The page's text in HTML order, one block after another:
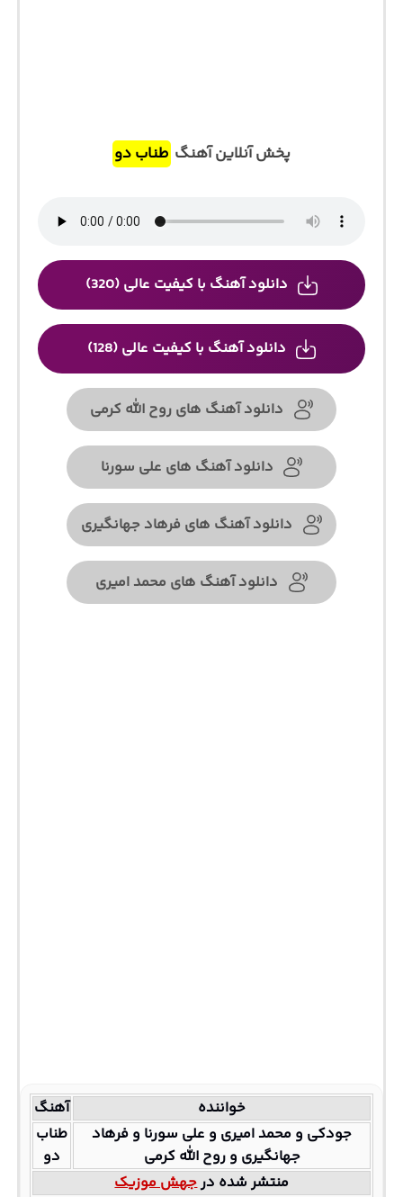
پخش آنلاین آهنگ طناب دو
دانلود آهنگ با کیفیت عالی (320)
دانلود آهنگ با کیفیت عالی (128)
دانلود آهنگ های روح الله کرمی
دانلود آهنگ های علی سورنا
دانلود آهنگ های فرهاد جهانگیری
دانلود آهنگ های محمد امیری
خواننده
آهنگ
جودکی و محمد امیری و علی سورنا و فرهاد
جهانگیری و روح الله کرمی
طناب
دو
منتشر شده درجهش موزیک